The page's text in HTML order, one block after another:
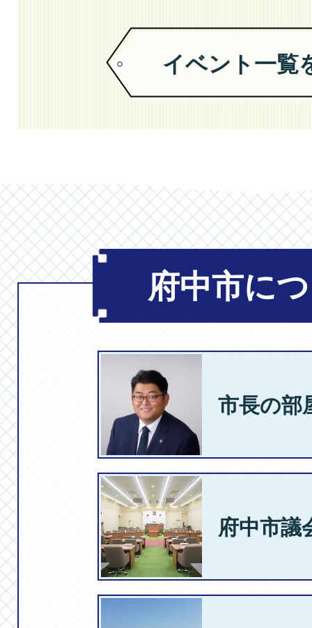
2026年08月
2026年08月
府中学びフェ
2026年07月
【ちゅちゅ】
月27日
2026年07月
【ちゅちゅ】
くプレイボッ
イベント一覧
府中市に
市長の部
府中市議